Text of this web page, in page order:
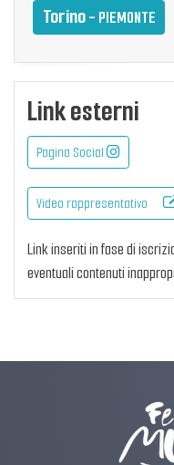
Torino- PIEMONTE
Link esterni
Pagina Social
Video rappresentativo
Link inseriti in fase di
eventuali contenuti